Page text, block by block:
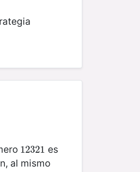
12321
12321 es
al mismo